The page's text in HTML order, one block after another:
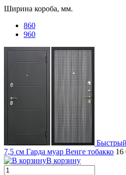
Ширина короба, мм.
860
960
7,5 см Гарда муар Венге тобакко 16
В корзину